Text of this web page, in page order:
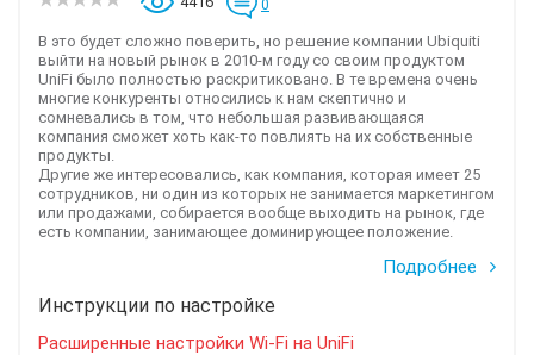
0
В это будет сложно поверить, но решение компании Ubiquiti
выйти на новый рынок в 2010-м году со своим продуктом
UniFi было полностью раскритиковано. В те времена очень
многие конкуренты относились к нам скептично и
сомневались в том, что небольшая развивающаяся
компания сможет хоть как-то повлиять на их собственные
продукты.
Другие же интересовались, как компания, которая имеет 25
сотрудников, ни один из которых не занимается маркетингом
или продажами, собирается вообще выходить на рынок, где
есть компании, занимающее доминирующее положение.
Подробнее
Инструкции по настройке
Расширенные настройки Wi-Fi на UniFi